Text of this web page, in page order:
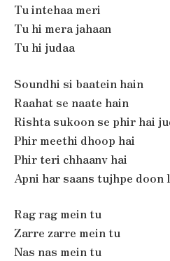
Tu intehaa meri
Tu hi mera jahaan
Tu hi judaa
Soundhi si baatein hain
Raahat se naate hain
Rishta sukoon se phir hai
Phir meethi dhoop hai
Phir teri chhaanv hai
Apni har saans tujhpe doon
Rag rag mein tu
Zarre zarre mein tu
Nas nas mein tu